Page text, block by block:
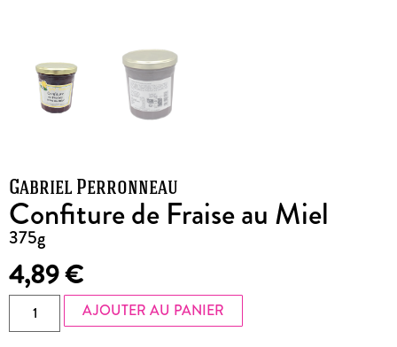
Gabriel Perronneau
Confiture de Fraise au Miel
375g
4,89€
AJOUTER AU PANIER